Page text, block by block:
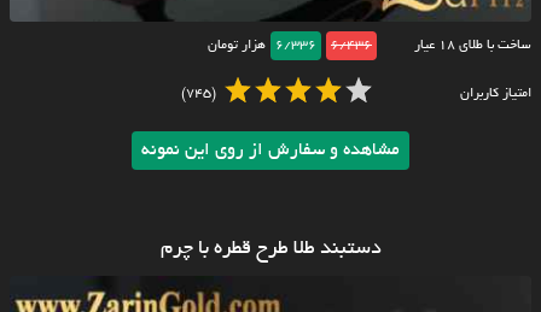
ساخت با طلای ۱۸ عیار 6/436
6/336 هزار تومان
امتیاز کاربران (745)
مشاهده و سفارش از روی این نمونه
دستبند طلا طرح قطره با چرم